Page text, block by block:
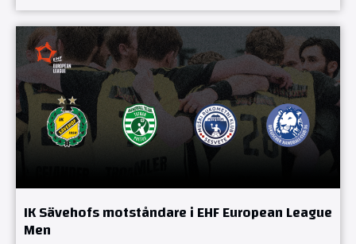
IK Sävehofs motståndare i EHF European League
Men